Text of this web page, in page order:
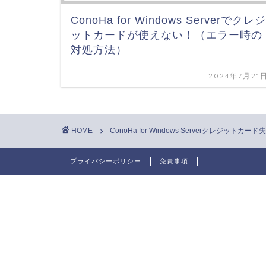
ConoHa for Windows Serverでクレジ
ットカードが使えない！（エラー時の
対処方法）
2024年7月21
HOME ConoHa for Windows Serverクレジットカード
プライバシーポリシー 免責事項